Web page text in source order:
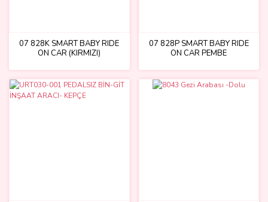
07 828K SMART BABY RIDE
ON CAR (KIRMIZI)
07 828P SMART BABY RIDE
ON CAR PEMBE